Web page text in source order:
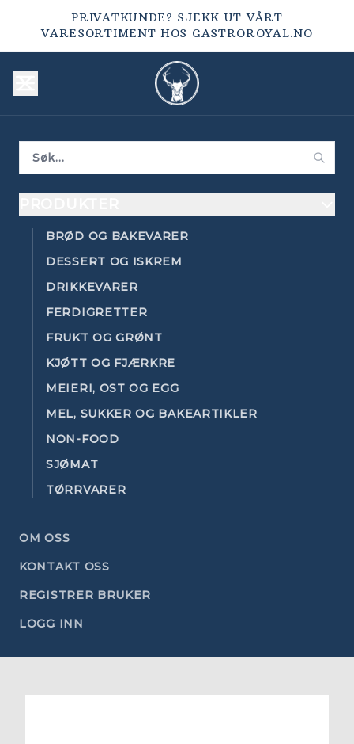
PRIVATKUNDE? SJEKK UT VÅRT
VARESORTIMENT HOS GASTROROYAL.NO
BRØD OG BAKEVARER
DESSERT OG ISKREM
DRIKKEVARER
FERDIGRETTER
FRUKT OG GRØNT
KJØTT OG FJÆRKRE
MEIERI, OST OG EGG
MEL, SUKKER OG BAKEARTIKLER
NON-FOOD
SJØMAT
TØRRVARER
OM OSS
KONTAKT OSS
REGISTRER BRUKER
LOGG INN